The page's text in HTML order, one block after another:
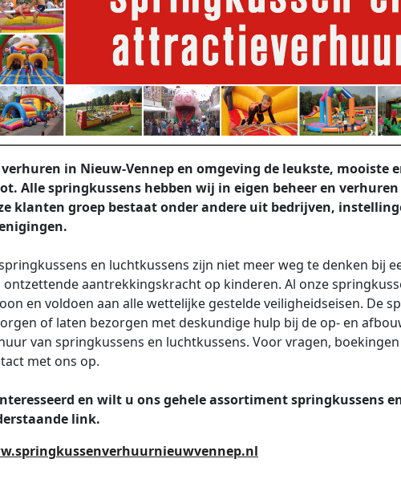
in Nieuw-Vennep en omgeving de leukste, mooiste
Alle springkussens hebben wij in eigen beheer en
klanten groep bestaat onder andere uit bedrijven,
en luchtkussens zijn niet meer weg te denken bij
ontzettende aantrekkingskracht op kinderen. Al onze
en voldoen aan alle wettelijke gestelde veiligheidseisen. De
of laten bezorgen met deskundige hulp bij de op- en
van springkussens en luchtkussens. Voor vragen,
met ons op.
en wilt u ons gehele assortiment springkussens
link.